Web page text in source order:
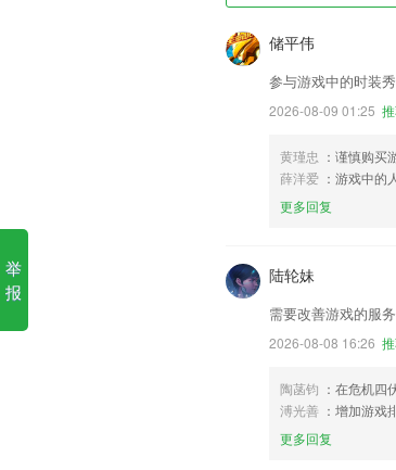
储平伟
参与游戏中的时装
2026-08-09 01:25
黄瑾忠 ：谨慎购买
薛洋爱 ：游戏中的
更多回复
陆轮妹
需要改善游戏的服
2026-08-08 16:26
陶菡钧 ：在危机四
溥光善 ：增加游戏
更多回复
举
报